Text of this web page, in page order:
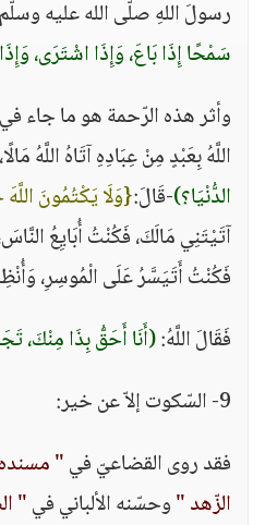
رسولَ اللهِ صلّى الله عليه
سَمْحًا إِذَا بَاعَ، وَإِذَا اشْتَرَى،
وأثر هذه الرّحمة هو ما جاء
اللَّهُ بِعَبْدٍ مِنْ عِبَادِهِ آتَاهُ اللَّهُ
الدُّنْيَا؟)-قَالَ:{وَلَا يَكْتُمُونَ
آتَيْتَنِي مَالَكَ، فَكُنْتُ أُبَايِعُ
فَكُنْتُ أَتَيَسَّرُ عَلَى الْمُوسِرِ،
فَقَالَ اللَّهُ:(أَنَا أَحَقُّ بِذَا مِنْكَ،
9- السّكوت إلاّ عن خير:
فقد روى القضاعيّ في"
الزّهد "وحسّنه الألباني في"